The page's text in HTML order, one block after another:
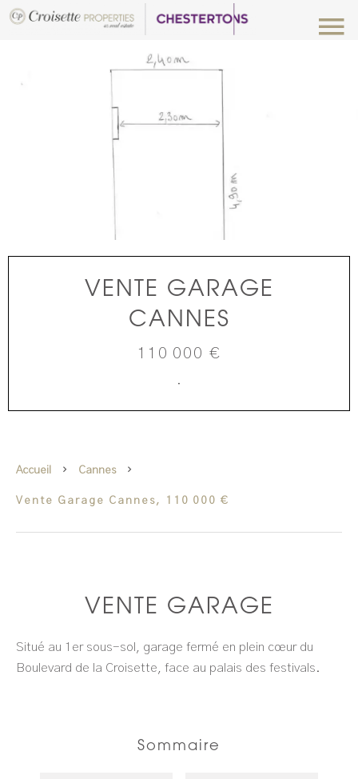
VENTE GARAGE
CANNES
110 000 €
·
Accueil Cannes
Vente Garage Cannes, 110 000 €
VENTE GARAGE
Situé au 1er sous-sol, garage fermé en plein cœur du
Boulevard de la Croisette, face au palais des festivals.
Sommaire